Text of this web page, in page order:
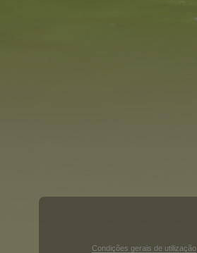
Condições gerais de utilização